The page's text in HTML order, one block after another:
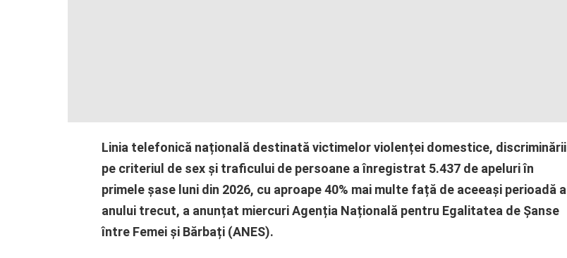
Linia telefonică națională destinată victimelor violenței domestice, discriminării
pe criteriul de sex și traficului de persoane a înregistrat 5.437 de apeluri în
primele șase luni din 2026, cu aproape 40% mai multe față de aceeași perioadă a
anului trecut, a anunțat miercuri Agenția Națională pentru Egalitatea de Șanse
între Femei și Bărbați (ANES).